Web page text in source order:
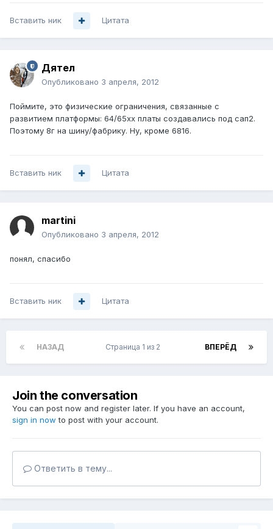
Вставить ник Цитата
Дятел
Опубликовано 3 апреля, 2012
Поймите, это физические ограничения, связанные с
развитием платформы: 64/65хх платы создавались под сап2.
Поэтому 8г на шину/фабрику. Ну, кроме 6816.
Вставить ник Цитата
martini
Опубликовано 3 апреля, 2012
понял, спасибо
Вставить ник Цитата
НАЗАД ВПЕРЁД
Страница 1 из 2
Join the conversation
You can post now and register later. If you have an account,
sign in now to post with your account.
Ответить в тему...